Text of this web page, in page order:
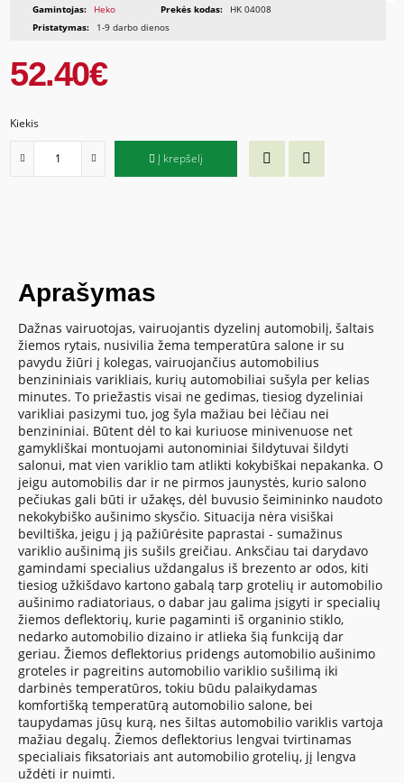
Gamintojas: Heko Prekės kodas:
HK 04008
Pristatymas:
1-9 darbo dienos
52.40€
Kiekis
Į krepšelį
Aprašymas
Dažnas vairuotojas, vairuojantis dyzelinį automobilį, šaltais
žiemos rytais, nusivilia žema temperatūra salone ir su
pavydu žiūri į kolegas, vairuojančius automobilius
benzininiais varikliais, kurių automobiliai sušyla per kelias
minutes. To priežastis visai ne gedimas, tiesiog dyzeliniai
varikliai pasizymi tuo, jog šyla mažiau bei lėčiau nei
benzininiai. Būtent dėl to kai kuriuose minivenuose net
gamykliškai montuojami autonominiai šildytuvai šildyti
salonui, mat vien variklio tam atlikti kokybiškai nepakanka. O
jeigu automobilis dar ir ne pirmos jaunystės, kurio salono
pečiukas gali būti ir užakęs, dėl buvusio šeimininko naudoto
nekokybiško aušinimo skysčio. Situacija nėra visiškai
beviltiška, jeigu į ją pažiūrėsite paprastai - sumažinus
variklio aušinimą jis sušils greičiau. Anksčiau tai darydavo
gamindami specialius uždangalus iš brezento ar odos, kiti
tiesiog užkišdavo kartono gabalą tarp grotelių ir automobilio
aušinimo radiatoriaus, o dabar jau galima įsigyti ir specialių
žiemos deflektorių, kurie pagaminti iš organinio stiklo,
nedarko automobilio dizaino ir atlieka šią funkciją dar
geriau. Žiemos deflektorius pridengs automobilio aušinimo
groteles ir pagreitins automobilio variklio sušilimą iki
darbinės temperatūros, tokiu būdu palaikydamas
komfortišką temperatūrą automobilio salone, bei
taupydamas jūsų kurą, nes šiltas automobilio variklis vartoja
mažiau degalų. Žiemos deflektorius lengvai tvirtinamas
specialiais fiksatoriais ant automobilio grotelių, jį lengva
uždėti ir nuimti.